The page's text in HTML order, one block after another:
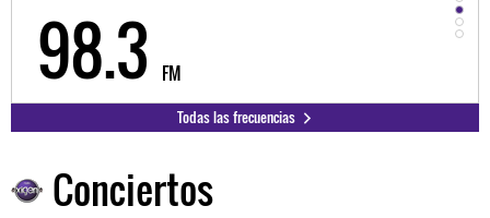
98.3 FM
Todas las frecuencias
Conciertos